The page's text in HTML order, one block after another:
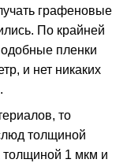
графеновые
По крайней
пленки
и нет никаких
то
толщиной
толщиной 1 мкм и